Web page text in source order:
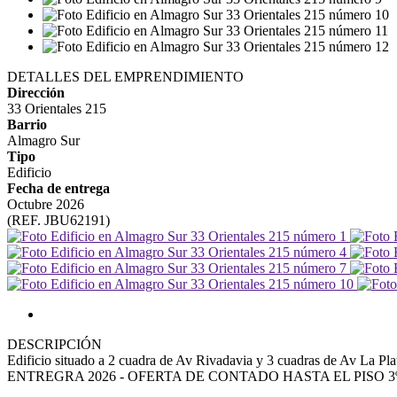
DETALLES DEL EMPRENDIMIENTO
Dirección
33 Orientales 215
Barrio
Almagro Sur
Tipo
Edificio
Fecha de entrega
Octubre 2026
(REF. JBU62191)
DESCRIPCIÓN
Edificio situado a 2 cuadra de Av Rivadavia y 3 cuadras de Av La
ENTREGRA 2026 - OFERTA DE CONTADO HASTA EL PISO